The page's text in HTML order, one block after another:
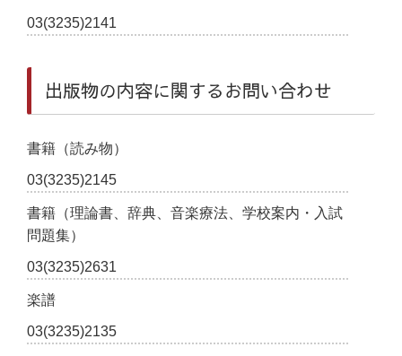
03(3235)2141
出版物の内容に関するお問い合わせ
書籍（読み物）
03(3235)2145
書籍（理論書、辞典、音楽療法、学校案内・入試
問題集）
03(3235)2631
楽譜
03(3235)2135